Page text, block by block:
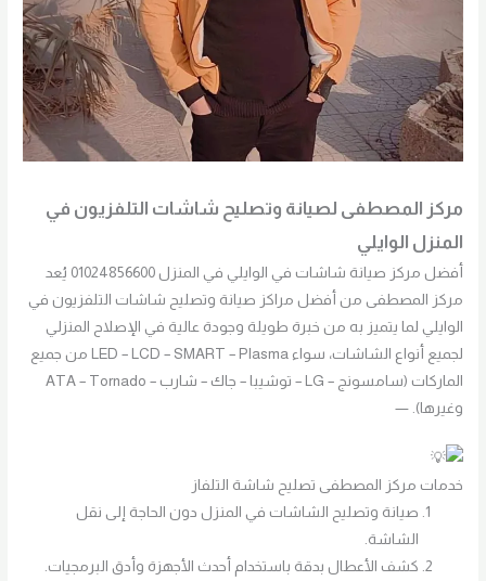
مركز المصطفى لصيانة وتصليح شاشات التلفزيون في
المنزل الوايلي
أفضل مركز صيانة شاشات في الوايلي في المنزل 01024856600 يُعد
مركز المصطفى من أفضل مراكز صيانة وتصليح شاشات التلفزيون في
الوايلي لما يتميز به من خبرة طويلة وجودة عالية في الإصلاح المنزلي
لجميع أنواع الشاشات، سواء LED – LCD – SMART – Plasma من جميع
الماركات (سامسونج – LG – توشيبا – جاك – شارب – ATA – Tornado
وغيرها). —
خدمات مركز المصطفى تصليح شاشة التلفاز
صيانة وتصليح الشاشات في المنزل دون الحاجة إلى نقل
الشاشة.
كشف الأعطال بدقة باستخدام أحدث الأجهزة وأدق البرمجيات.